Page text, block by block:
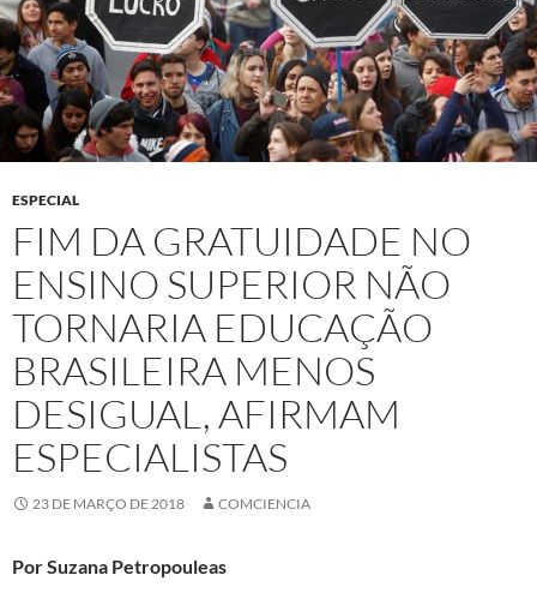
ESPECIAL
FIM DA GRATUIDADE NO
ENSINO SUPERIOR NÃO
TORNARIA EDUCAÇÃO
BRASILEIRA MENOS
DESIGUAL, AFIRMAM
ESPECIALISTAS
23 DE MARÇO DE 2018 COMCIENCIA
Por Suzana Petropouleas